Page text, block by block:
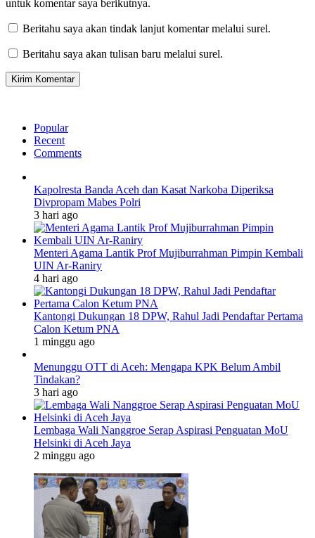
untuk komentar saya berikutnya.
Beritahu saya akan tindak lanjut komentar melalui surel.
Beritahu saya akan tulisan baru melalui surel.
Popular
Recent
Comments
Kapolresta Banda Aceh dan Kasat Narkoba Diperiksa
Divpropam Mabes Polri
3 hari ago
Menteri Agama Lantik Prof Mujiburrahman Pimpin Kembali
UIN Ar-Raniry
4 hari ago
Kantongi Dukungan 18 DPW, Rahul Jadi Pendaftar Pertama
Calon Ketum PNA
1 minggu ago
Menunggu OTT di Aceh: Mengapa KPK Belum Ambil
Tindakan?
3 hari ago
Lembaga Wali Nanggroe Serap Aspirasi Penguatan MoU
Helsinki di Aceh Jaya
2 minggu ago